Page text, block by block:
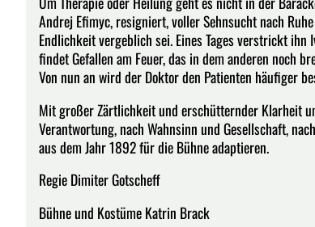
Andrej Efimyc, resigniert, voller Sehnsucht nach
Endlichkeit vergeblich sei. Eines Tages verstrickt ihn
findet Gefallen am Feuer, das in dem anderen noch
Von nun an wird der Doktor den Patienten häufiger
Mit großer Zärtlichkeit und erschütternder Klarheit
Verantwortung, nach Wahnsinn und Gesellschaft,
aus dem Jahr 1892 für die Bühne adaptieren.
Regie Dimiter Gotscheff
Bühne und Kostüme Katrin Brack